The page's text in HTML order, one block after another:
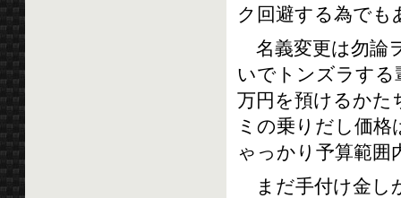
ク回避する為でも
名義変更は勿論
いでトンズラする
万円を預けるかた
ミの乗りだし価
ゃっかり予算範囲
まだ手付け金し